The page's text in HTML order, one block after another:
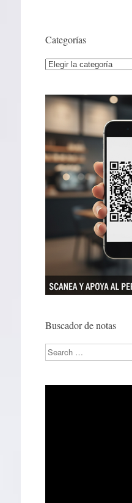
Categorías
Categorías
Buscador de notas
Search